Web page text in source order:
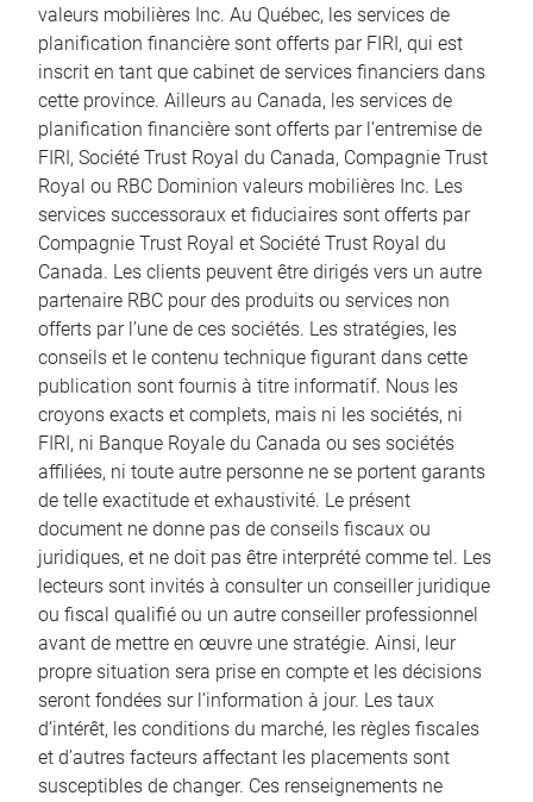
valeurs mobilières Inc. Au Québec, les services de
planification financière sont offerts par FIRI, qui est
inscrit en tant que cabinet de services financiers dans
cette province. Ailleurs au Canada, les services de
planification financière sont offerts par l’entremise de
FIRI, Société Trust Royal du Canada, Compagnie Trust
Royal ou RBC Dominion valeurs mobilières Inc. Les
services successoraux et fiduciaires sont offerts par
Compagnie Trust Royal et Société Trust Royal du
Canada. Les clients peuvent être dirigés vers un autre
partenaire RBC pour des produits ou services non
offerts par l’une de ces sociétés. Les stratégies, les
conseils et le contenu technique figurant dans cette
publication sont fournis à titre informatif. Nous les
croyons exacts et complets, mais ni les sociétés, ni
FIRI, ni Banque Royale du Canada ou ses sociétés
affiliées, ni toute autre personne ne se portent garants
de telle exactitude et exhaustivité. Le présent
document ne donne pas de conseils fiscaux ou
juridiques, et ne doit pas être interprété comme tel. Les
lecteurs sont invités à consulter un conseiller juridique
ou fiscal qualifié ou un autre conseiller professionnel
avant de mettre en œuvre une stratégie. Ainsi, leur
propre situation sera prise en compte et les décisions
seront fondées sur l’information à jour. Les taux
d’intérêt, les conditions du marché, les règles fiscales
et d’autres facteurs affectant les placements sont
susceptibles de changer. Ces renseignements ne